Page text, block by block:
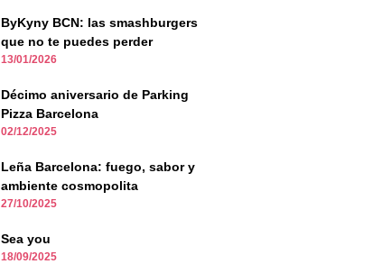
ByKyny BCN: las smashburgers
que no te puedes perder
13/01/2026
Décimo aniversario de Parking
Pizza Barcelona
02/12/2025
Leña Barcelona: fuego, sabor y
ambiente cosmopolita
27/10/2025
Sea you
18/09/2025